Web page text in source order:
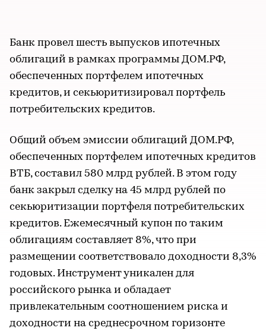
Банк провел шесть выпусков ипотечных
облигаций в рамках программы ДОМ.РФ,
обеспеченных портфелем ипотечных
кредитов, и секьюритизировал портфель
потребительских кредитов.
Общий объем эмиссии облигаций ДОМ.РФ,
обеспеченных портфелем ипотечных кредитов
ВТБ, составил 580 млрд рублей. В этом году
банк закрыл сделку на 45 млрд рублей по
секьюритизации портфеля потребительских
кредитов. Ежемесячный купон по таким
облигациям составляет 8%, что при
размещении соответствовало доходности 8,3%
годовых. Инструмент уникален для
российского рынка и обладает
привлекательным соотношением риска и
доходности на среднесрочном горизонте